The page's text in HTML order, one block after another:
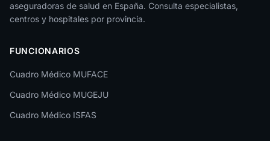
La Rioja
León
Lleida
Lugo
aseguradoras de salud en España. Consulta especialistas,
centros y hospitales por provincia.
FUNCIONARIOS
Cuadro Médico MUFACE
Cuadro Médico MUGEJU
Cuadro Médico ISFAS